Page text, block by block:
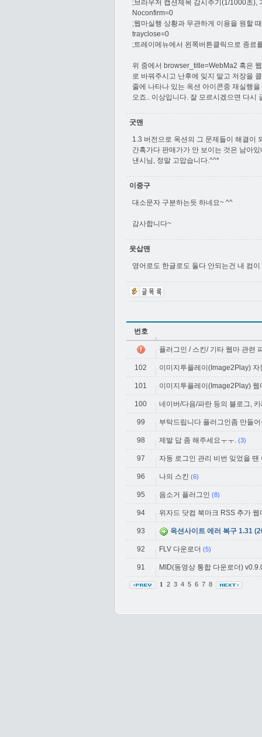
;브라우저 캡션제목 감시주기(1/1000초),
Noconfirm=0
;웹마실행 상황과 무관하게 이용을 원할
trayclose=0
;트레이메뉴에서 왼쪽버튼클릭으로 종료
위 중에서 browser_title=WebMa2 혹은
로 바꿔주시고 난후에 잊지 말고 저장을
줄에 나타나 있는 옥션 아이콘중 재실행
오죠.. 이상입니다. 잘 모르시겠으면 다시
굿맨
1.3 버전으로 옥션의 그 문제들이 해결이
간혹가다 판매가가 안 보이는 것은 남아있
낸시님, 정말 고맙습니다.^^*
이중구
대소문자 구분하는듯 하네요~ ^^
감사합니다~
웃삽맨
영어로도 한글로도 둘다 안되는건 내 컴
번호
플러그인 / 스킨/ 기타 웹마 관련
102 이미지투플레이(Image2Play) 자
101 이미지투플레이(Image2Play) 웹
100 네이버/다음/파란 등의 블로그,
99 부탁드립니다 플러그인좀 만들
98 제발 답 좀 해주세요ㅜㅜ. (3)
97 자동 로그인 관리 비번 잊었을 땐
96 나의 스킨 (6)
95 음소거 플러그인 (8)
94 위자드 닷컴 북마크 RSS 추가 웹
93 옥션사이트 에러 복구 1.31
92 FLV 다운로더 (5)
91 MID(동영상 통합 다운로더)
1 2 3 4 5 6 7 8